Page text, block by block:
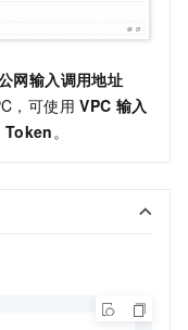
网输入调用地址
，可使用 VPC 输入
Token。